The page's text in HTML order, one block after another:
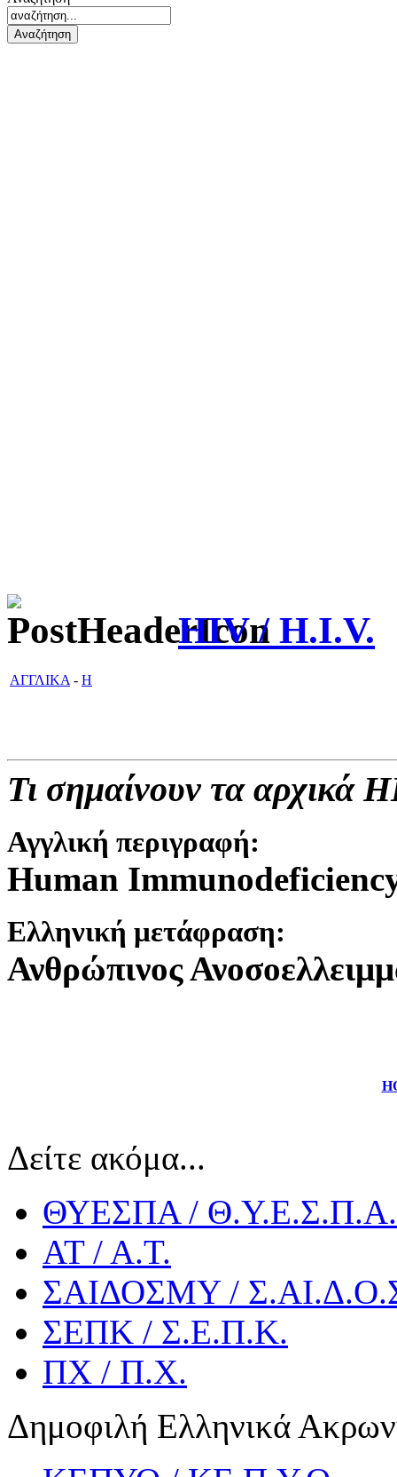
HIV / H.I.V.
ΑΓΓΛΙΚΑ - H
Τι σημαίνουν τα αρχικά
Αγγλική περιγραφή:
Human
Ελληνική μετάφραση:
Ανθρώπινος
Δείτε ακόμα...
ΘΥΕΣΠΑ / Θ.Υ.Ε.Σ.Π.Α.
ΑΤ / Α.Τ.
ΣΑΙΔΟΣΜΥ /
ΣΕΠΚ / Σ.Ε.Π.Κ.
ΠΧ / Π.Χ.
Δημοφιλή Ελληνικά